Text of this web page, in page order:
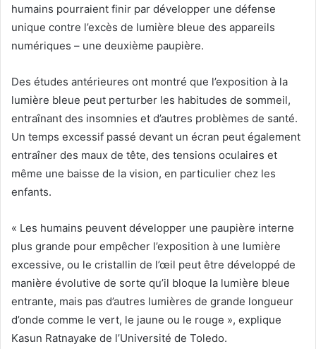
humains pourraient finir par développer une défense
unique contre l’excès de lumière bleue des appareils
numériques – une deuxième paupière.
Des études antérieures ont montré que l’exposition à la
lumière bleue peut perturber les habitudes de sommeil,
entraînant des insomnies et d’autres problèmes de santé.
Un temps excessif passé devant un écran peut également
entraîner des maux de tête, des tensions oculaires et
même une baisse de la vision, en particulier chez les
enfants.
« Les humains peuvent développer une paupière interne
plus grande pour empêcher l’exposition à une lumière
excessive, ou le cristallin de l’œil peut être développé de
manière évolutive de sorte qu’il bloque la lumière bleue
entrante, mais pas d’autres lumières de grande longueur
d’onde comme le vert, le jaune ou le rouge », explique
Kasun Ratnayake de l’Université de Toledo.